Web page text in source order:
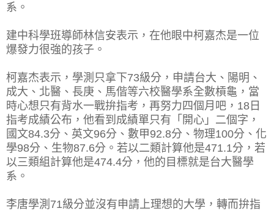
系。
建中科學班導師林信安表示，在他眼中柯嘉杰是一位
爆發力很強的孩子。
柯嘉杰表示，學測只拿下73級分，申請台大、陽明、
成大、北醫、長庚、馬偕等六校醫學系全數槓龜，當
時心想只有背水一戰拚指考，再努力四個月吧，18日
指考成績公布，他看到成績單只有「開心」二個字，
國文84.3分、英文96分、數甲92.8分、物理100分、化
學98分、生物87.6分。若以二類計算他是471.1分，若
以三類組計算他是474.4分，他的目標就是台大醫學
系。
李唐學測71級分並沒有申請上理想的大學，轉而拚指